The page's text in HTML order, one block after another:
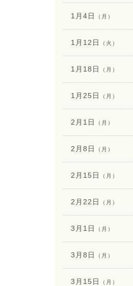
1月4日 （月）
1月12日 （火）
1月18日 （月）
1月25日 （月）
2月1日 （月）
2月8日 （月）
2月15日 （月）
2月22日 （月）
3月1日 （月）
3月8日 （月）
3月15日 （月）